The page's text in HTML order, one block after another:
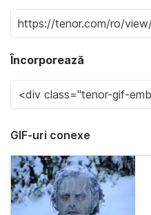
Încorporează
GIF-uri conexe